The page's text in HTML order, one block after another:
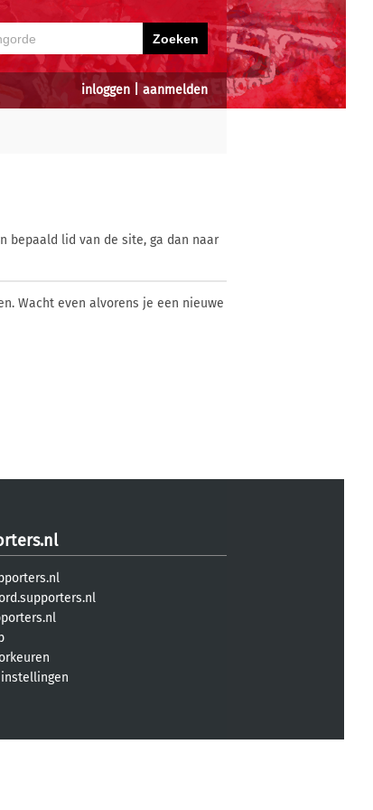
inloggen aanmelden
bepaald lid van de site, ga dan naar
Wacht even alvorens je een nieuwe